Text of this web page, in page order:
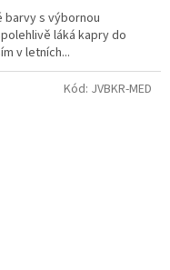
s výbornou
láká kapry do
v letních...
Kód: JVBKR-MED